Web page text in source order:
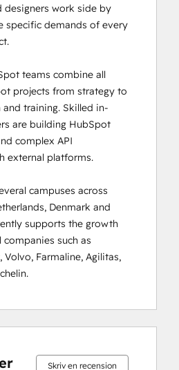
Software
Software
Partner
Certification
Optimization
Demo
Onboarding
Training: Strategies
Certification
designers work side by
specific demands of every
teams combine all
projects from strategy to
training. Skilled in-
are building HubSpot
complex API
external platforms.
campuses across
Denmark and
supports the growth
such as
Volvo, Farmaline, Agilitas,
Skriv en recension